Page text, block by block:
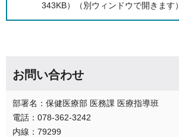
343KB）（別ウィンドウで開きます）
お問い合わせ
部署名：保健医療部 医務課 医療指導班
電話：078-362-3242
内線：79299